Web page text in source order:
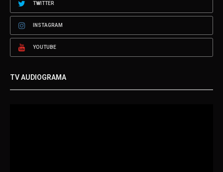
TWITTER
INSTAGRAM
YOUTUBE
TV AUDIOGRAMA